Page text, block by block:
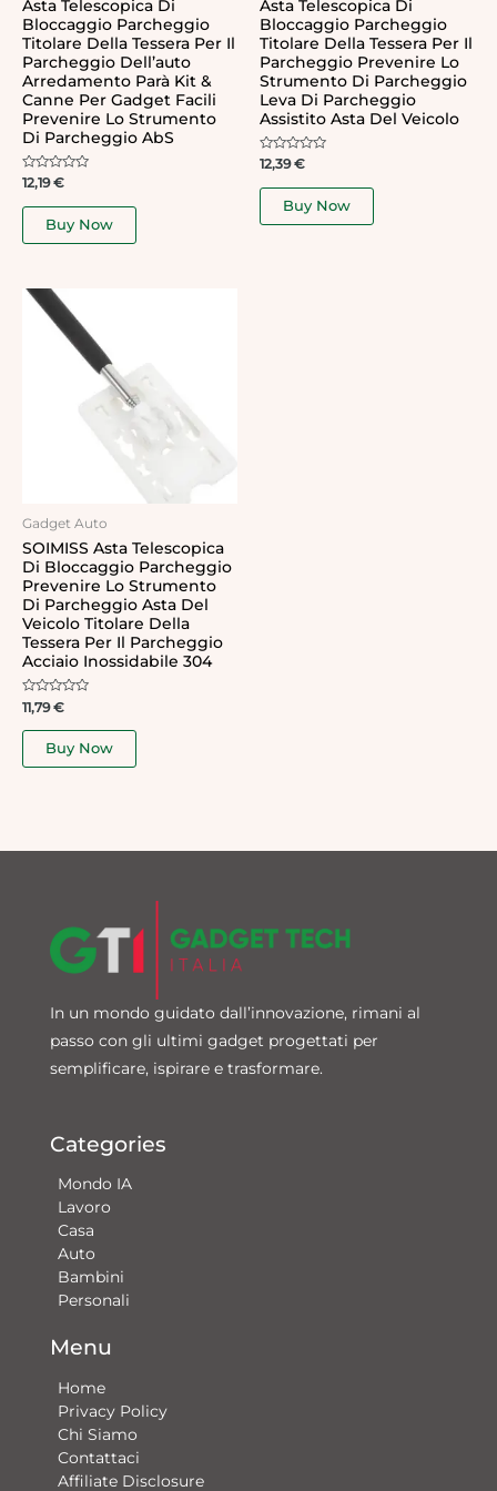
Asta Telescopica Di
Bloccaggio Parcheggio
Titolare Della Tessera Per Il
Parcheggio Dell’auto
Arredamento Parà Kit &
Canne Per Gadget Facili
Prevenire Lo Strumento
Di Parcheggio AbS
Rated
out
12,19€
Buy Now
Asta Telescopica Di
Bloccaggio Parcheggio
Titolare Della Tessera Per Il
Parcheggio Prevenire Lo
Strumento Di Parcheggio
Leva Di Parcheggio
Assistito Asta Del Veicolo
Rated
out
12,39€
Buy Now
Gadget Auto
SOIMISS Asta Telescopica
Di Bloccaggio Parcheggio
Prevenire Lo Strumento
Di Parcheggio Asta Del
Veicolo Titolare Della
Tessera Per Il Parcheggio
Acciaio Inossidabile 304
Rated
0
out
11,79€
Buy Now
In un mondo guidato dall’innovazione, rimani al
passo con gli ultimi gadget progettati per
semplificare, ispirare e trasformare.
Categories
Mondo IA
Lavoro
Casa
Auto
Bambini
Personali
Menu
Home
Privacy Policy
Chi Siamo
Contattaci​
Affiliate Disclosure